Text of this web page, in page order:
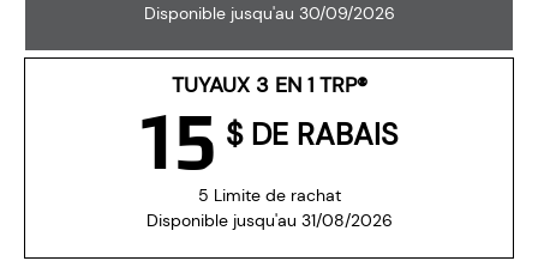
Disponible jusqu'au 30/09/2026
TUYAUX 3 EN 1 TRP®
5 Limite de rachat
Disponible jusqu'au 31/08/2026
15 $ DE RABAIS